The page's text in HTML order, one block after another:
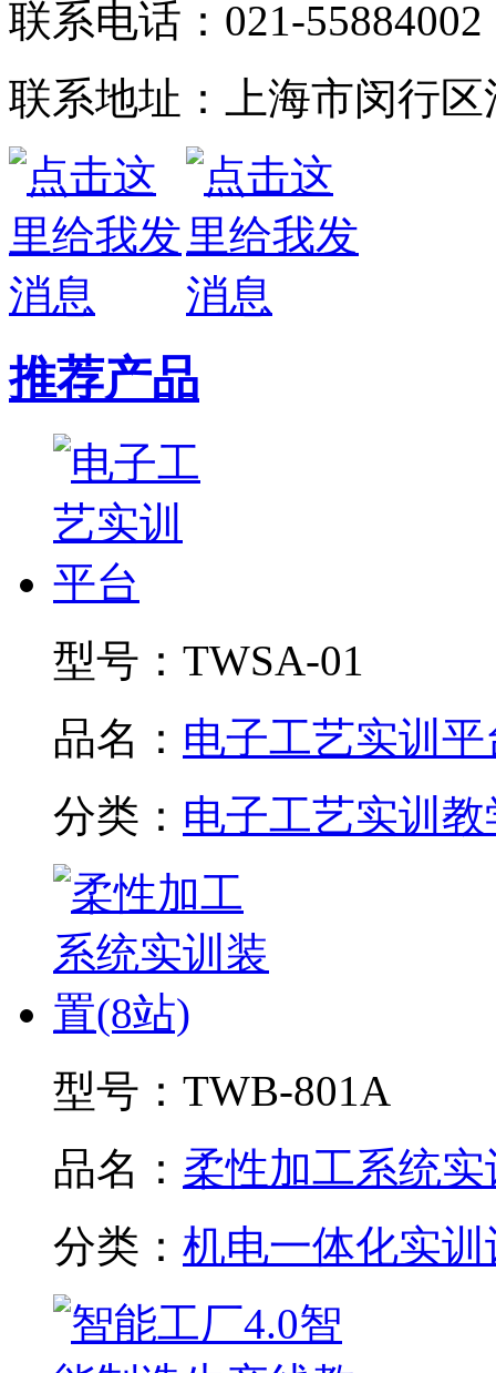
联系电话：021-55884002
联系地址：上海市闵行区
推荐产品
型号： TWSA-01
品名： 电子工艺实训平
分类： 电子工艺实训
型号： TWB-801A
品名： 柔性加工系统实
分类： 机电一体化实训